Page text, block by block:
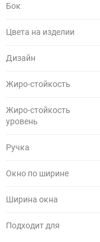
Бок
Цвета на изделии
Дизайн
Жиро-стойкость
Жиро-стойкость
уровень
Ручка
Окно по ширине
Ширина окна
Подходит для